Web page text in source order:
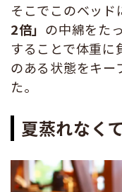
そこでこのベッド
2倍」 の中綿をた
することで体重に
のある状態をキー
た。
夏蒸れなく